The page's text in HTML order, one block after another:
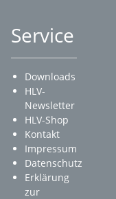
Service
Downloads
HLV-
Newsletter
HLV-Shop
Kontakt
Impressum
Datenschutz
Erklärung
zur